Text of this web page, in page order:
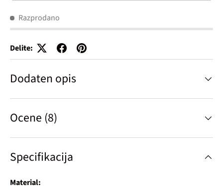
Razprodano
Delite:
Dodaten opis
Ocene (8)
Specifikacija
Material: